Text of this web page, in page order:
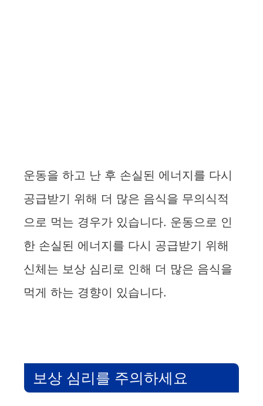
운동을 하고 난 후 손실된 에너지를 다시
공급받기 위해 더 많은 음식을 무의식적
으로 먹는 경우가 있습니다. 운동으로 인
한 손실된 에너지를 다시 공급받기 위해
신체는 보상 심리로 인해 더 많은 음식을
먹게 하는 경향이 있습니다.
보상 심리를 주의하세요